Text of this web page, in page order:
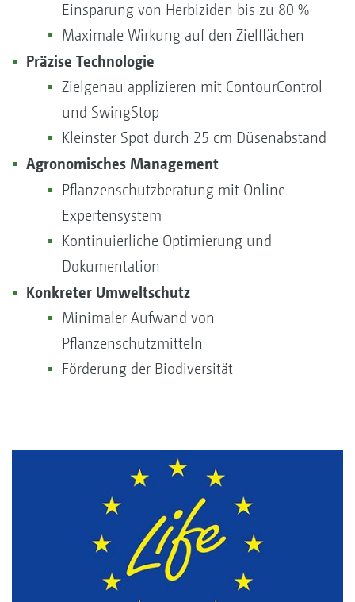
Einsparung von Herbiziden bis zu 80 %
Maximale Wirkung auf den Zielflächen
Präzise Technologie
Zielgenau applizieren mit ContourControl
und SwingStop
Kleinster Spot durch 25 cm Düsenabstand
Agronomisches Management
Pflanzenschutzberatung mit Online-
Expertensystem
Kontinuierliche Optimierung und
Dokumentation
Konkreter Umweltschutz
Minimaler Aufwand von
Pflanzenschutzmitteln
Förderung der Biodiversität